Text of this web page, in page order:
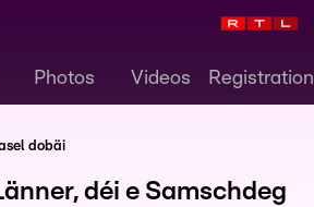
Photos Videos Registration
dobäi
déi e Samschdeg